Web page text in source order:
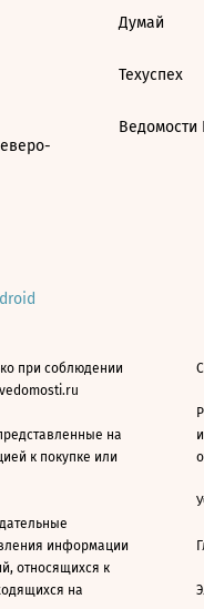
Думай
Техуспех
Ведомости
при соблюдении
на
к покупке или
информации
относящихся к
на